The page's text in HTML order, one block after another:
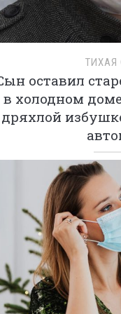
ТИХАЯ
оставил
в холодном
дряхлой